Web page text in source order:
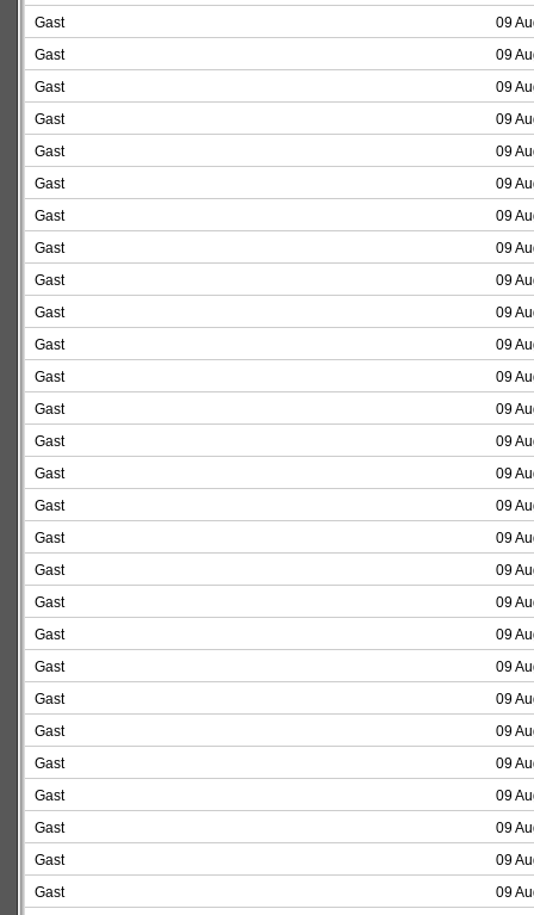
Gast
09
Gast
09
Gast
09
Gast
09
Gast
09
Gast
09
Gast
09
Gast
09
Gast
09
Gast
09
Gast
09
Gast
09
Gast
09
Gast
09
Gast
09
Gast
09
Gast
09
Gast
09
Gast
09
Gast
09
Gast
09
Gast
09
Gast
09
Gast
09
Gast
09
Gast
09
Gast
09
Gast
09